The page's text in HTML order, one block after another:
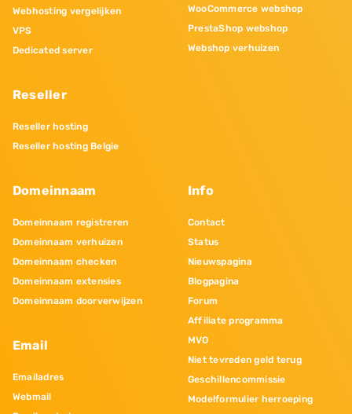
Webhosting vergelijken
VPS
Dedicated server
Reseller
Reseller hosting
Reseller hosting Belgie
WooCommerce webshop
PrestaShop webshop
Webshop verhuizen
Domeinnaam
Domeinnaam registreren
Domeinnaam verhuizen
Domeinnaam checken
Domeinnaam extensies
Domeinnaam doorverwijzen
Email
Emailadres
Webmail
Info
Contact
Status
Nieuwspagina
Blogpagina
Forum
Affiliate programma
MVO
Niet tevreden geld terug
Geschillencommissie
Modelformulier herroeping